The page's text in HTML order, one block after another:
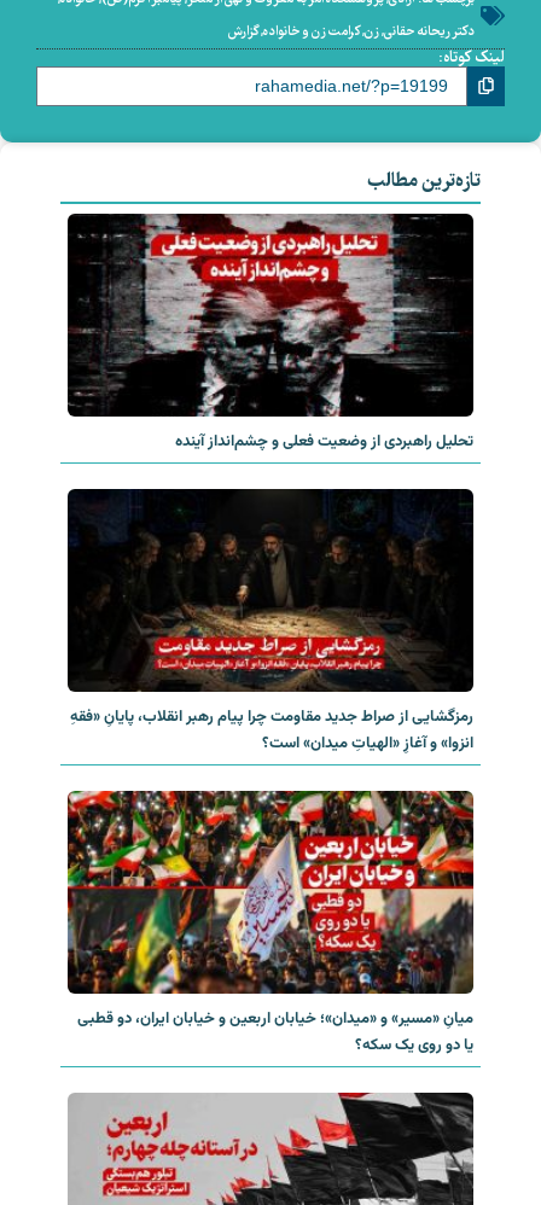
دکتر ریحانه حقانی,زن,کرامت زن و خانواده,گزارش
لینک کوتاه:
تازه‌ترین مطالب
تحلیل راهبردی از وضعیت فعلی و چشم‌انداز آینده
رمزگشایی از صراط جدید مقاومت چرا پیام رهبر انقلاب، پایانِ «فقهِ
انزوا» و آغازِ «الهیاتِ میدان» است؟
میانِ «مسیر» و «میدان»؛ خیابان اربعین و خیابان ایران، دو قطبی
یا دو روی یک سکه؟‌